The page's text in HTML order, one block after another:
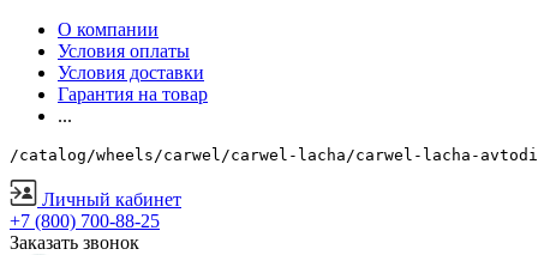
О компании
Условия оплаты
Условия доставки
Гарантия на товар
...
/catalog/wheels/carwel/carwel-lacha/carwel-lacha-
Личный кабинет
+7 (800) 700-88-25
Заказать звонок